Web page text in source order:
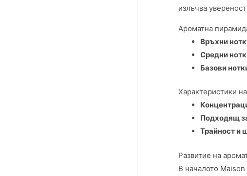
излъчва
Ароматна
Връхни
Средни
Базови
Характеристики
Подходящ
Трайност и
Развитие на
В началото